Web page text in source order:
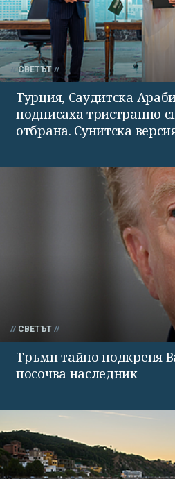
СВЕТЪТ
Турция, Саудитска
подписаха тристранно
отбрана. Сунитска
СВЕТЪТ
Тръмп тайно подкрепя
посочва наследник